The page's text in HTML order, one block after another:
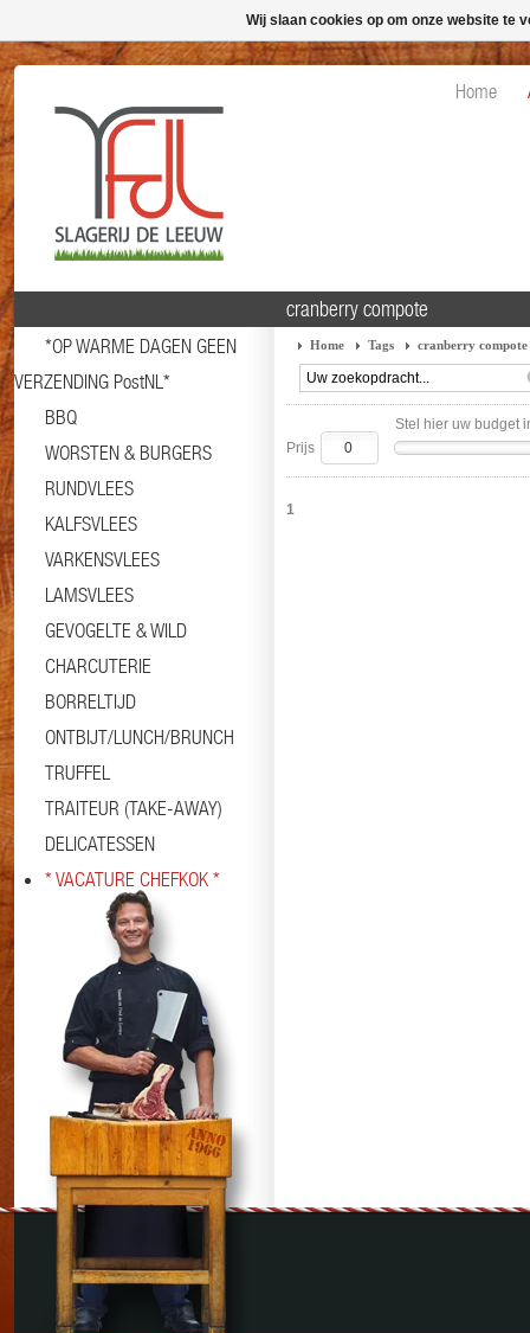
Home
*OP WARME DAGEN GEEN
VERZENDING PostNL*
BBQ
WORSTEN & BURGERS
RUNDVLEES
KALFSVLEES
VARKENSVLEES
LAMSVLEES
GEVOGELTE & WILD
CHARCUTERIE
BORRELTIJD
ONTBIJT/LUNCH/BRUNCH
TRUFFEL
TRAITEUR (TAKE-AWAY)
DELICATESSEN
* VACATURE CHEFKOK *
cranberry compote
Home Tags cranberry compote
Stel hier uw budget
Prijs
1
Wij slaan cookies op om onze website te